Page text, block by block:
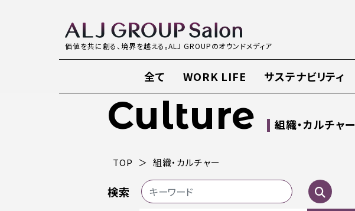
価値を共に創る、境界を越える。ALJ GROUPのオウンドメディア
全て WORK LIFE サステナビリティ
Culture 組織・カルチャー
TOP 組織・カルチャー
検索